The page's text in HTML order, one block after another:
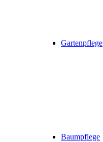
Gartenpflege
Baumpflege